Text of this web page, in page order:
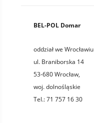
BEL-POL Domar
oddział we Wrocławiu
ul. Braniborska 14
53-680Wrocław,
woj.dolnośląskie
Tel.:71 757 16 30